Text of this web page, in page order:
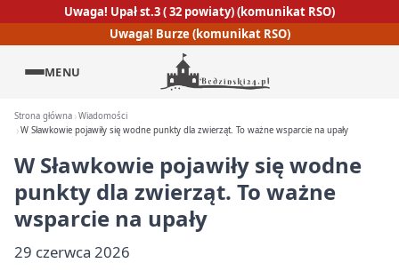
Uwaga! Upał st.3 ( 32 powiaty) (komunikat RSO)
Uwaga! Burze (komunikat RSO)
MENU
Strona główna Wiadomości
W Sławkowie pojawiły się wodne punkty dla zwierząt. To ważne wsparcie na upały
W Sławkowie pojawiły się wodne
punkty dla zwierząt. To ważne
wsparcie na upały
29 czerwca 2026